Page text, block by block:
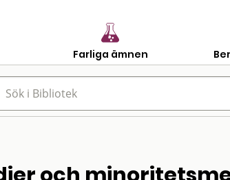
Farliga ämnen